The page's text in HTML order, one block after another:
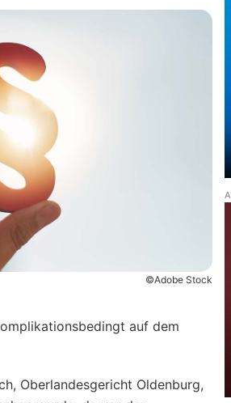
©Adobe Stock
auf dem
Oberlandesgericht Oldenburg,